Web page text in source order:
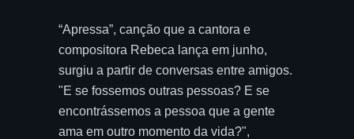
“Apressa”, canção que a cantora e
compositora Rebeca lança em junho,
surgiu a partir de conversas entre amigos.
"E se fossemos outras pessoas? E se
encontrássemos a pessoa que a gente
ama em outro momento da vida?",